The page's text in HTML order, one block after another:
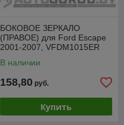
БОКОВОЕ ЗЕРКАЛО
(ПРАВОЕ) для Ford Escape
2001-2007, VFDM1015ER
В наличии
158,80 руб.
Купить